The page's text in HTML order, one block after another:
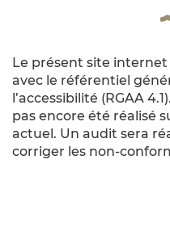
Le présent site internet
avec le référentiel
l’accessibilité (RGAA
pas encore été réalisé
actuel. Un audit sera
corriger les non-